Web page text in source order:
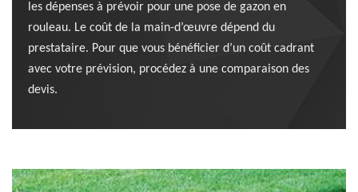
les dépenses à prévoir pour une pose de gazon en
rouleau. Le coût de la main-d’œuvre dépend du
prestataire. Pour que vous bénéficier d’un coût cadrant
avec votre prévision, procédez à une comparaison des
devis.